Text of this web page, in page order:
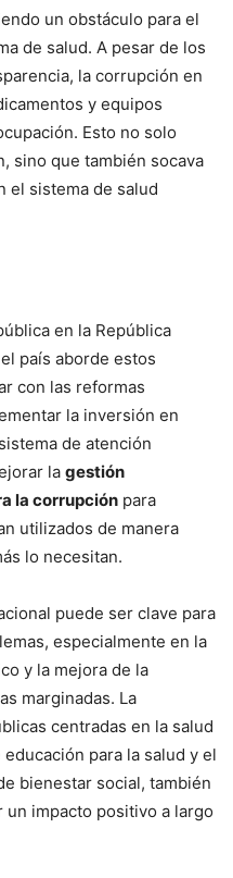
un obstáculo para el
de salud. A pesar de los
la corrupción en
y equipos
Esto no solo
sino que también socava
el sistema de salud
en la República
país aborde estos
con las reformas
la inversión en
de atención
la gestión
la corrupción para
utilizados de manera
lo necesitan.
puede ser clave para
especialmente en la
y la mejora de la
marginadas. La
centradas en la salud
para la salud y el
bienestar social, también
impacto positivo a largo